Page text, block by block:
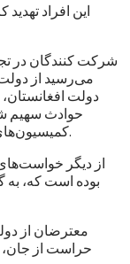
این افراد
شرکت کنندگان در
می‌رسید از
دولت
حوادث سهیم
کمیسیون‌های تحقیق پیرامون حمله‌های سازمان یافته شدند.
از دیگر
بوده است که، به
معترضان از
حراست از جان،